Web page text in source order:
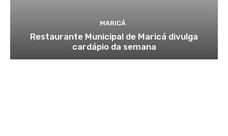
MARICÁ
Restaurante Municipal de Maricá divulga
cardápio da semana